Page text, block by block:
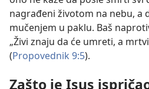
nagrađeni životom na nebu, a
mučenjem u paklu. Baš
„Živi znaju da će umreti, a
(Propovednik 9:5).
Zašto je Isus